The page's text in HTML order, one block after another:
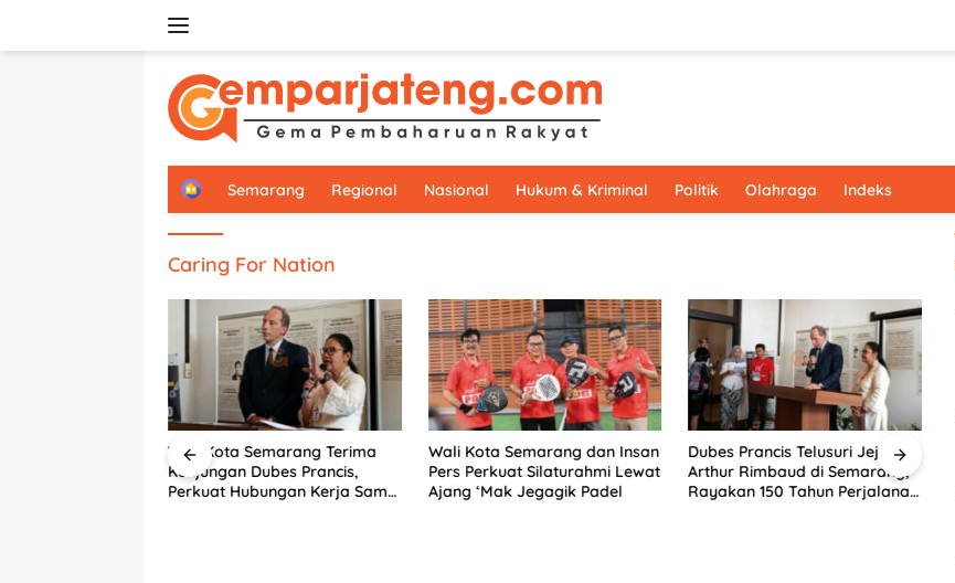
H
Semarang Regional Nasional Hukum & Kriminal Politik Olahraga Indeks
Caring For Nation
Wali Kota Semarang Terima
Kunjungan Dubes Prancis,
Perkuat Hubungan Kerja Sama
Wali Kota Semarang dan Insan
Pers Perkuat Silaturahmi Lewat
Ajang ‘Mak Jegagik Padel
Dubes Prancis Telusuri Jejak
Arthur Rimbaud di Semarang,
Rayakan 150 Tahun Perjalanan